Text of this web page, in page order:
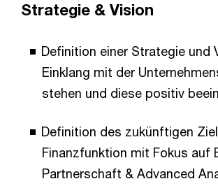
Strategie & Vision
Definition einer Strategie und
Einklang mit der
stehen und diese positiv
Definition des zukünftigen
Finanzfunktion mit Fokus auf
Partnerschaft & Advanced